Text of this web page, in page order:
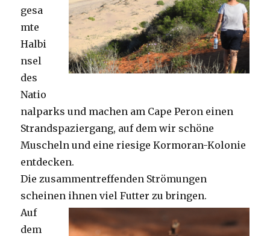
gesa
mte
Halbi
nsel
des
Natio
nalparks und machen am Cape Peron einen
Strandspaziergang, auf dem wir schöne
Muscheln und eine riesige Kormoran-Kolonie
entdecken.
Die zusammentreffenden Strömungen
scheinen ihnen viel Futter zu bringen.
Auf
dem